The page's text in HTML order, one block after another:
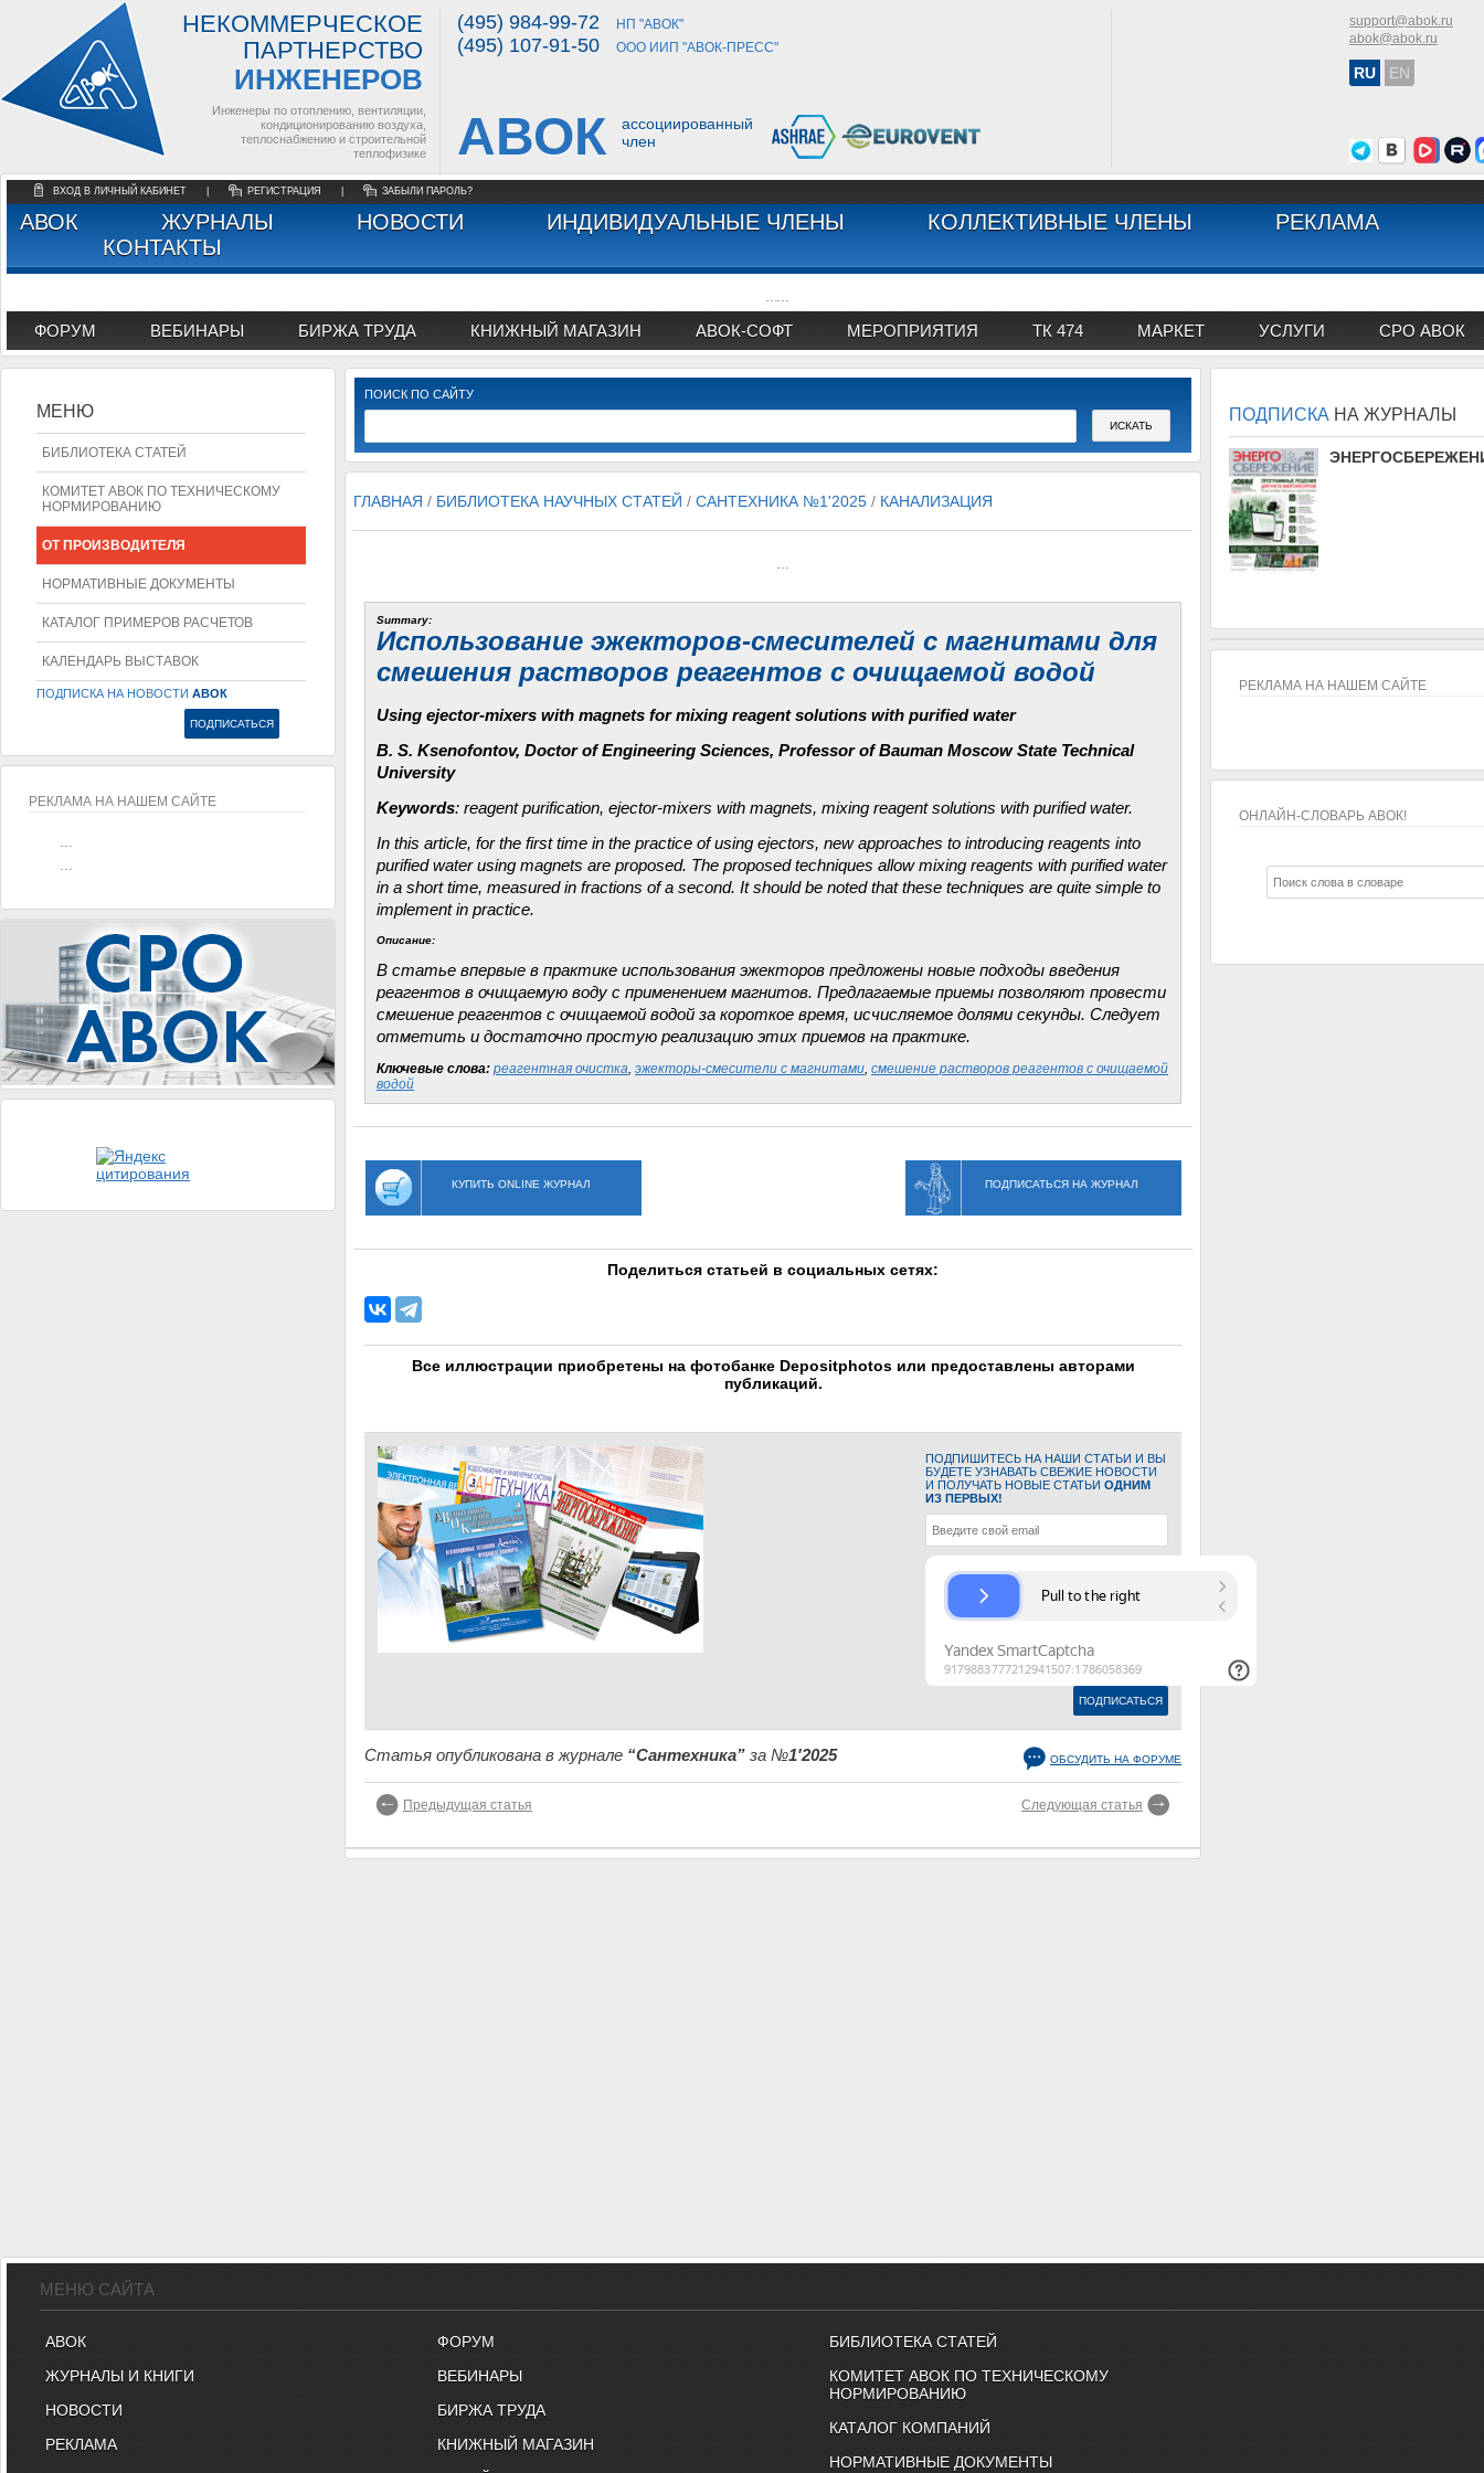
НЕКОММЕРЧЕСКОЕ
ПАРТНЕРСТВО
ИНЖЕНЕРОВ
Инженеры по отоплению, вентиляции,
кондиционированию воздуха,
теплоснабжению и строительной
теплофизике
(495) 984-99-72 НП "АВОК"
(495) 107-91-50 ООО ИИП "АВОК-ПРЕСС"
АВОК
ассоциированный
член
support@abok.ru
abok@abok.ru
RU EN
ВХОД В ЛИЧНЫЙ КАБИНЕТ РЕГИСТРАЦИЯ ЗАБЫЛИ ПАРОЛЬ?
АВОК ЖУРНАЛЫ НОВОСТИ ИНДИВИДУАЛЬНЫЕ ЧЛЕНЫ КОЛЛЕКТИВНЫЕ ЧЛЕНЫ
РЕКЛАМА
КОНТАКТЫ
ФОРУМ ВЕБИНАРЫ БИРЖА ТРУДА КНИЖНЫЙ МАГАЗИН АВОК-СОФТ МЕРОПРИЯТИЯ ТК 474 МАРКЕТ УСЛУГИ СРО АВОК
ПОИСК ПО САЙТУ
ГЛАВНАЯ / БИБЛИОТЕКА НАУЧНЫХ СТАТЕЙ / САНТЕХНИКА №1'2025 / КАНАЛИЗАЦИЯ
Summary:
Использование эжекторов-смесителей с магнитами для
смешения растворов реагентов с очищаемой водой
Using ejector-mixers with magnets for mixing reagent solutions with purified water
B. S. Ksenofontov, Doctor of Engineering Sciences, Professor of Bauman Moscow State Technical
University
Keywords: reagent purification, ejector-mixers with magnets, mixing reagent solutions with purified water.
In this article, for the first time in the practice of using ejectors, new approaches to introducing reagents into
purified water using magnets are proposed. The proposed techniques allow mixing reagents with purified water
in a short time, measured in fractions of a second. It should be noted that these techniques are quite simple to
implement in practice.
Описание:
В статье впервые в практике использования эжекторов предложены новые подходы введения
реагентов в очищаемую воду с применением магнитов. Предлагаемые приемы позволяют провести
смешение реагентов с очищаемой водой за короткое время, исчисляемое долями секунды. Следует
отметить и достаточно простую реализацию этих приемов на практике.
Ключевые слова: реагентная очистка, эжекторы-смесители с магнитами, смешение растворов реагентов с очищаемой
водой
КУПИТЬ ONLINE ЖУРНАЛ ПОДПИСАТЬСЯ НА ЖУРНАЛ
Поделиться статьей в социальных сетях:
Все иллюстрации приобретены на фотобанке Depositphotos или предоставлены авторами
публикаций.
ПОДПИШИТЕСЬ НА НАШИ СТАТЬИ И ВЫ
БУДЕТЕ УЗНАВАТЬ СВЕЖИЕ НОВОСТИ
И ПОЛУЧАТЬ НОВЫЕ СТАТЬИ ОДНИМ
ИЗ ПЕРВЫХ!
Статья опубликована в журнале “Сантехника” за №1'2025 ОБСУДИТЬ НА ФОРУМЕ
Предыдущая статья Следующая статья
МЕНЮ
БИБЛИОТЕКА СТАТЕЙ
КОМИТЕТ АВОК ПО ТЕХНИЧЕСКОМУ
НОРМИРОВАНИЮ
ОТ ПРОИЗВОДИТЕЛЯ
НОРМАТИВНЫЕ ДОКУМЕНТЫ
КАТАЛОГ ПРИМЕРОВ РАСЧЕТОВ
КАЛЕНДАРЬ ВЫСТАВОК
ПОДПИСКА НА НОВОСТИ АВОК
РЕКЛАМА НА НАШЕМ САЙТЕ
ПОДПИСКА НА ЖУРНАЛЫ
АВОК
РЕКЛАМА НА НАШЕМ САЙТЕ
ОНЛАЙН-СЛОВАРЬ АВОК!
МЕНЮ САЙТА
АВОК
ЖУРНАЛЫ И КНИГИ
НОВОСТИ
РЕКЛАМА
ФОРУМ
ВЕБИНАРЫ
БИРЖА ТРУДА
КНИЖНЫЙ МАГАЗИН
БИБЛИОТЕКА СТАТЕЙ
КОМИТЕТ АВОК ПО ТЕХНИЧЕСКОМУ
НОРМИРОВАНИЮ
КАТАЛОГ КОМПАНИЙ
НОРМАТИВНЫЕ ДОКУМЕНТЫ